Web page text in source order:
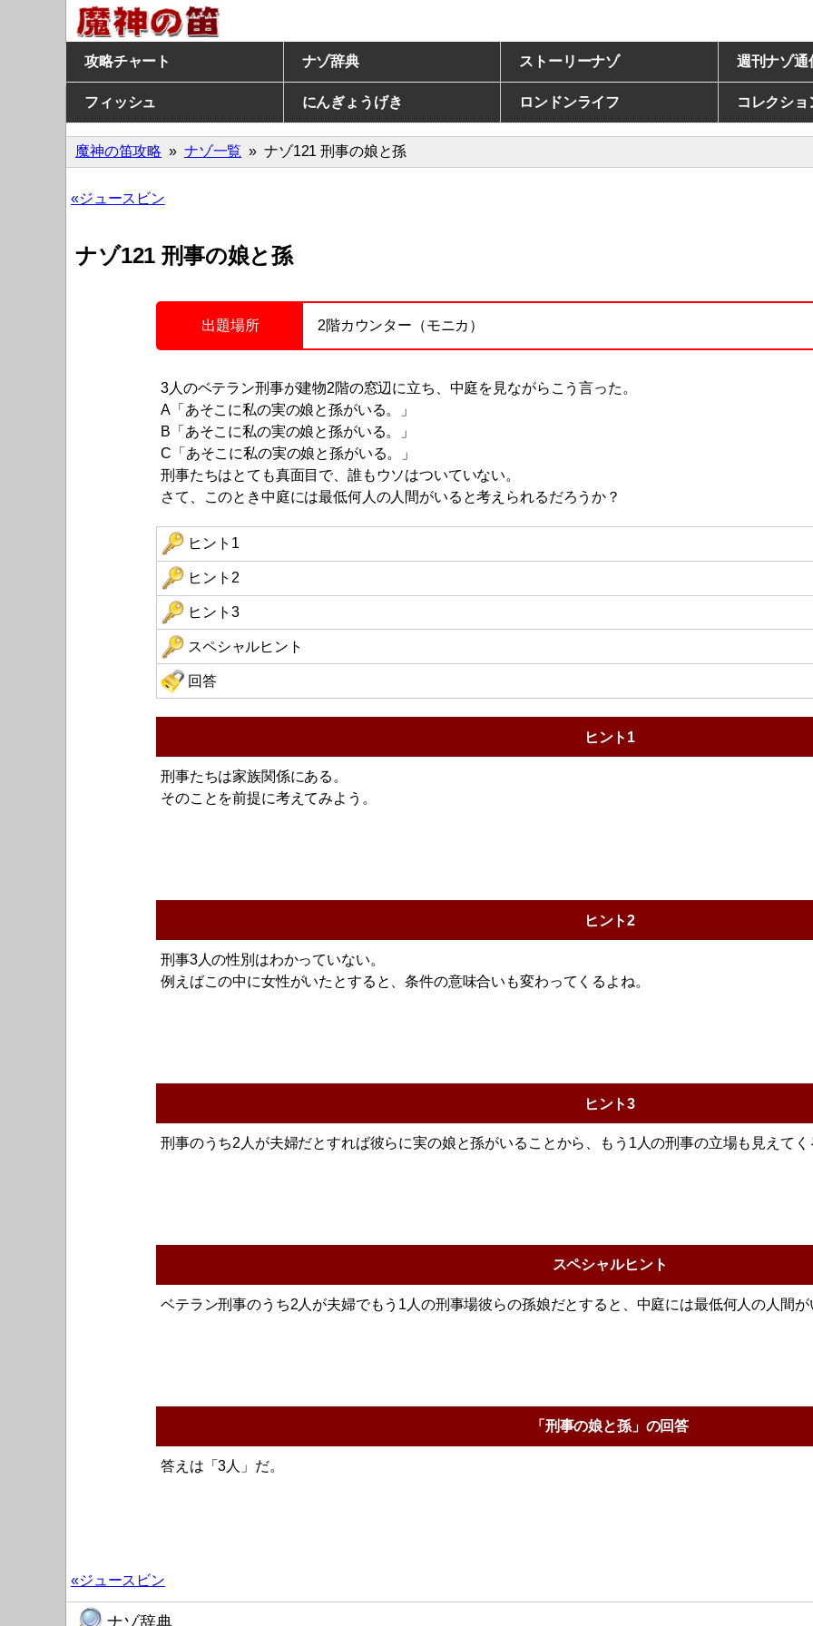
攻略チャート ナゾ辞典 ストーリーナゾ 週刊ナゾ通
フィッシュ にんぎょうげき ロンドンライフ コレクショ
魔神の笛攻略 ナゾ一覧 ナゾ121 刑事の娘と孫
ジュースビン
ナゾ121 刑事の娘と孫
出題場所 2階カウンター（モニカ）
3人のベテラン刑事が建物2階の窓辺に立ち、中庭を見ながらこう言った。
A「あそこに私の実の娘と孫がいる。」
B「あそこに私の実の娘と孫がいる。」
C「あそこに私の実の娘と孫がいる。」
刑事たちはとても真面目で、誰もウソはついていない。
さて、このとき中庭には最低何人の人間がいると考えられるだろうか？
ヒント1
ヒント2
ヒント3
スペシャルヒント
回答
ヒント1
刑事たちは家族関係にある。
そのことを前提に考えてみよう。
ヒント2
刑事3人の性別はわかっていない。
例えばこの中に女性がいたとすると、条件の意味合いも変わってくるよね。
ヒント3
刑事のうち2人が夫婦だとすれば彼らに実の娘と孫がいることから、もう1人の刑事の立場も見えてく
スペシャルヒント
ベテラン刑事のうち2人が夫婦でもう1人の刑事場彼らの孫娘だとすると、中庭には最低何人の人間
「刑事の娘と孫」の回答
答えは「3人」だ。
ジュースビン